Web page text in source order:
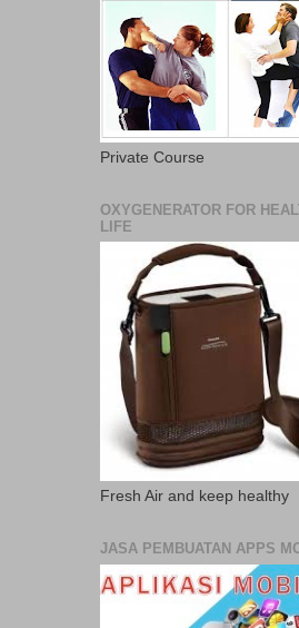
Private Course
OXYGENERATOR FOR
LIFE
Fresh Air and keep healthy
JASA PEMBUATAN APPS